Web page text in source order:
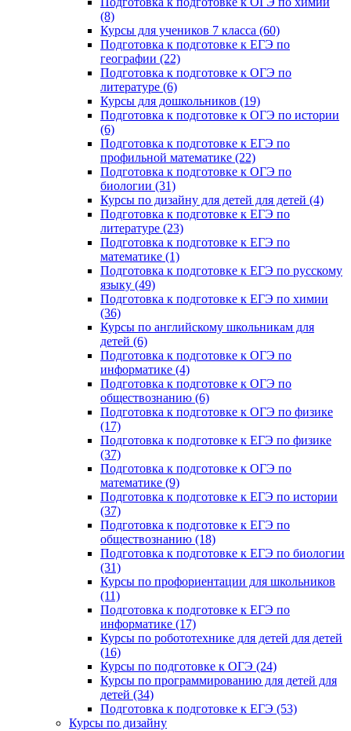
(8)
Курсы для учеников 7 класса (60)
Подготовка к подготовке к ЕГЭ по
географии (22)
Подготовка к подготовке к ОГЭ по
литературе (6)
Курсы для дошкольников (19)
Подготовка к подготовке к ОГЭ по истории
(6)
Подготовка к подготовке к ЕГЭ по
профильной математике (22)
Подготовка к подготовке к ОГЭ по
биологии (31)
Курсы по дизайну для детей для детей (4)
Подготовка к подготовке к ЕГЭ по
литературе (23)
Подготовка к подготовке к ЕГЭ по
математике (1)
Подготовка к подготовке к ЕГЭ по русскому
языку (49)
Подготовка к подготовке к ЕГЭ по химии
(36)
Курсы по английскому школьникам для
детей (6)
Подготовка к подготовке к ОГЭ по
информатике (4)
Подготовка к подготовке к ОГЭ по
обществознанию (6)
Подготовка к подготовке к ОГЭ по физике
(17)
Подготовка к подготовке к ЕГЭ по физике
(37)
Подготовка к подготовке к ОГЭ по
математике (9)
Подготовка к подготовке к ЕГЭ по истории
(37)
Подготовка к подготовке к ЕГЭ по
обществознанию (18)
Подготовка к подготовке к ЕГЭ по биологии
(31)
Курсы по профориентации для школьников
(11)
Подготовка к подготовке к ЕГЭ по
информатике (17)
Курсы по робототехнике для детей для детей
(16)
Курсы по подготовке к ОГЭ (24)
Курсы по программированию для детей для
детей (34)
Подготовка к подготовке к ЕГЭ (53)
Курсы по дизайну